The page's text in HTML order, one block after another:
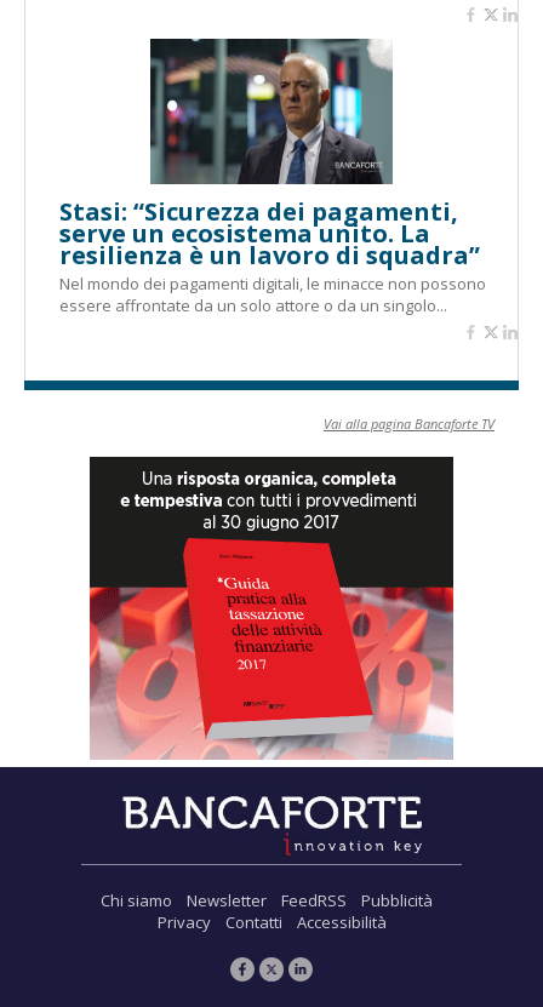
Stasi: “Sicurezza dei pagamenti,
serve un ecosistema unito. La
resilienza è un lavoro di squadra”
Nel mondo dei pagamenti digitali, le minacce non possono
essere affrontate da un solo attore o da un singolo...
Vai alla pagina Bancaforte TV
Chi siamo Newsletter FeedRSS
Pubblicità
Privacy
Contatti Accessibilità